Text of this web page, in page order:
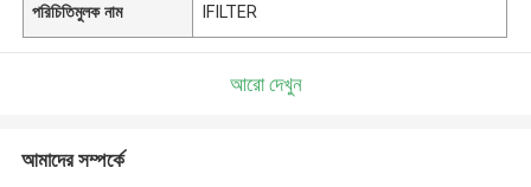
পরিচিতিমুলক নাম IFILTER
আরো দেখুন
আমাদের সম্পর্কে